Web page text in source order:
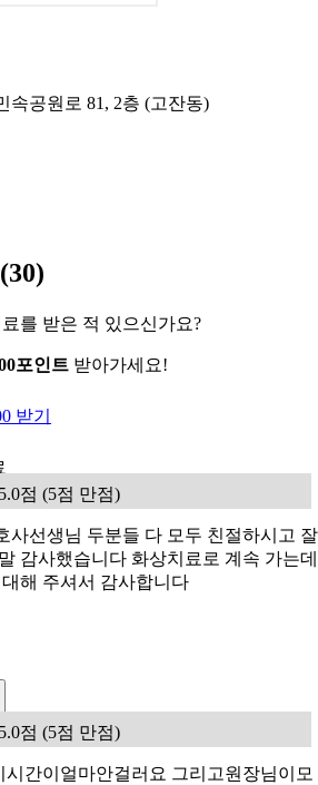
속공원로 81, 2층 (고잔동)
(30)
를 받은 적 있으신가요?
포인트 받아가세요!
받기
점 (5점 만점)
사선생님 두분들 다 모두 친절하시고 잘
감사했습니다 화상치료로 계속 가는데
해 주셔서 감사합니다
점 (5점 만점)
시간이얼마안걸러요 그리고원장님이모